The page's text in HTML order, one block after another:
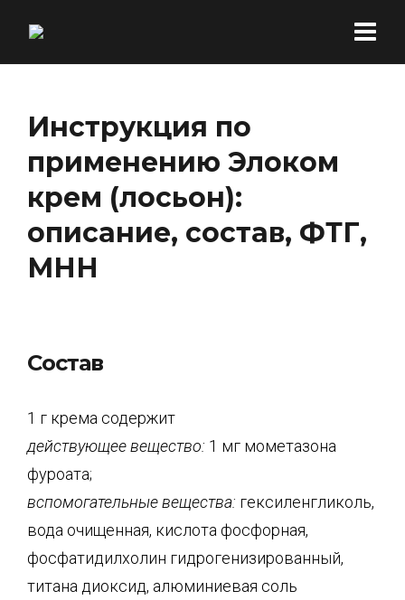
Инструкция по
применению Элоком
крем (лосьон):
описание, состав, ФТГ,
МНН
Состав
1 г крема содержит
действующее вещество: 1 мг мометазона
фуроата;
вспомогательные вещества: гексиленгликоль,
вода очищенная, кислота фосфорная,
фосфатидилхолин гидрогенизированный,
титана диоксид, алюминиевая соль